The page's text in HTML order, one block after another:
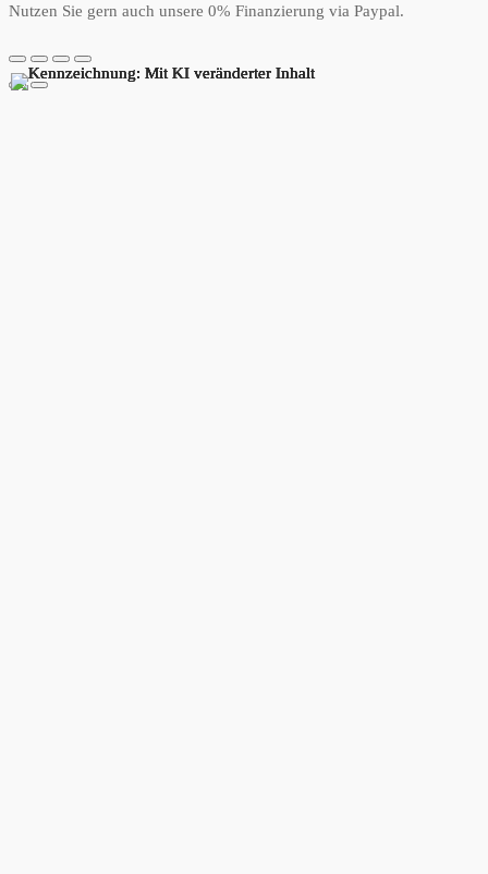
Nutzen Sie gern auch unsere 0% Finanzierung via Paypal.